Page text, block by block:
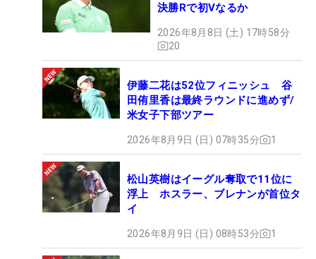
決勝Rで初Vなるか
2026年8月8日 (土) 17時58分
20
伊藤二花は52位フィニッシュ 谷
田侑里香は最終ラウンドに進めず/
米女子下部ツアー
2026年8月9日 (日) 07時35分 1
松山英樹はイーグル奪取で11位に
浮上 ホスラー、ブレナンが首位タ
イ
2026年8月9日 (日) 08時53分 1